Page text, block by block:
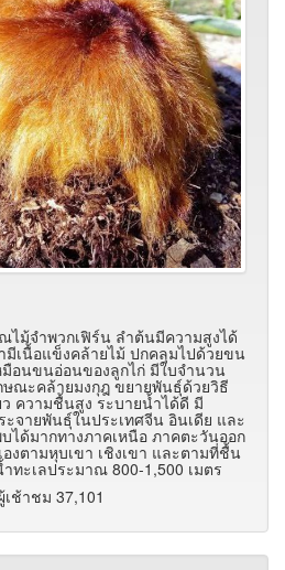
ไม้จำพวกเฟิร์น ลำต้นมีความสูงได้
มีเนื้อแข็งคล้ายไม้ ปกคลุมไปด้วยขน
มือนขนอ่อนของลูกไก่ มีใบจำนวน
ษณะคล้ายมงกุฎ ขยายพันธุ์ด้วยวิธี
ความชื้นสูง ระบายน้ำได้ดี มี
ะจายพันธุ์ในประเทศจีน อินเดีย และ
ได้มากทางภาคเหนือ ภาคตะวันออก
งตามหุบเขา เชิงเขา และตามที่ชื้น
ทะเลประมาณ 800-1,500 เมตร
เช้าชม 37,101